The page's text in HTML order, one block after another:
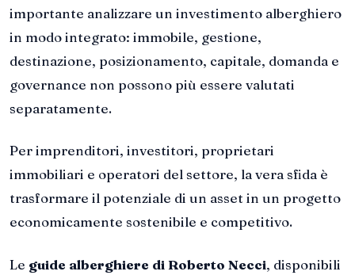
importante analizzare un investimento alberghiero
in modo integrato: immobile, gestione,
destinazione, posizionamento, capitale, domanda e
governance non possono più essere valutati
separatamente.
Per imprenditori, investitori, proprietari
immobiliari e operatori del settore, la vera sfida è
trasformare il potenziale di un asset in un progetto
economicamente sostenibile e competitivo.
Le guide alberghiere di Roberto Necci, disponibili